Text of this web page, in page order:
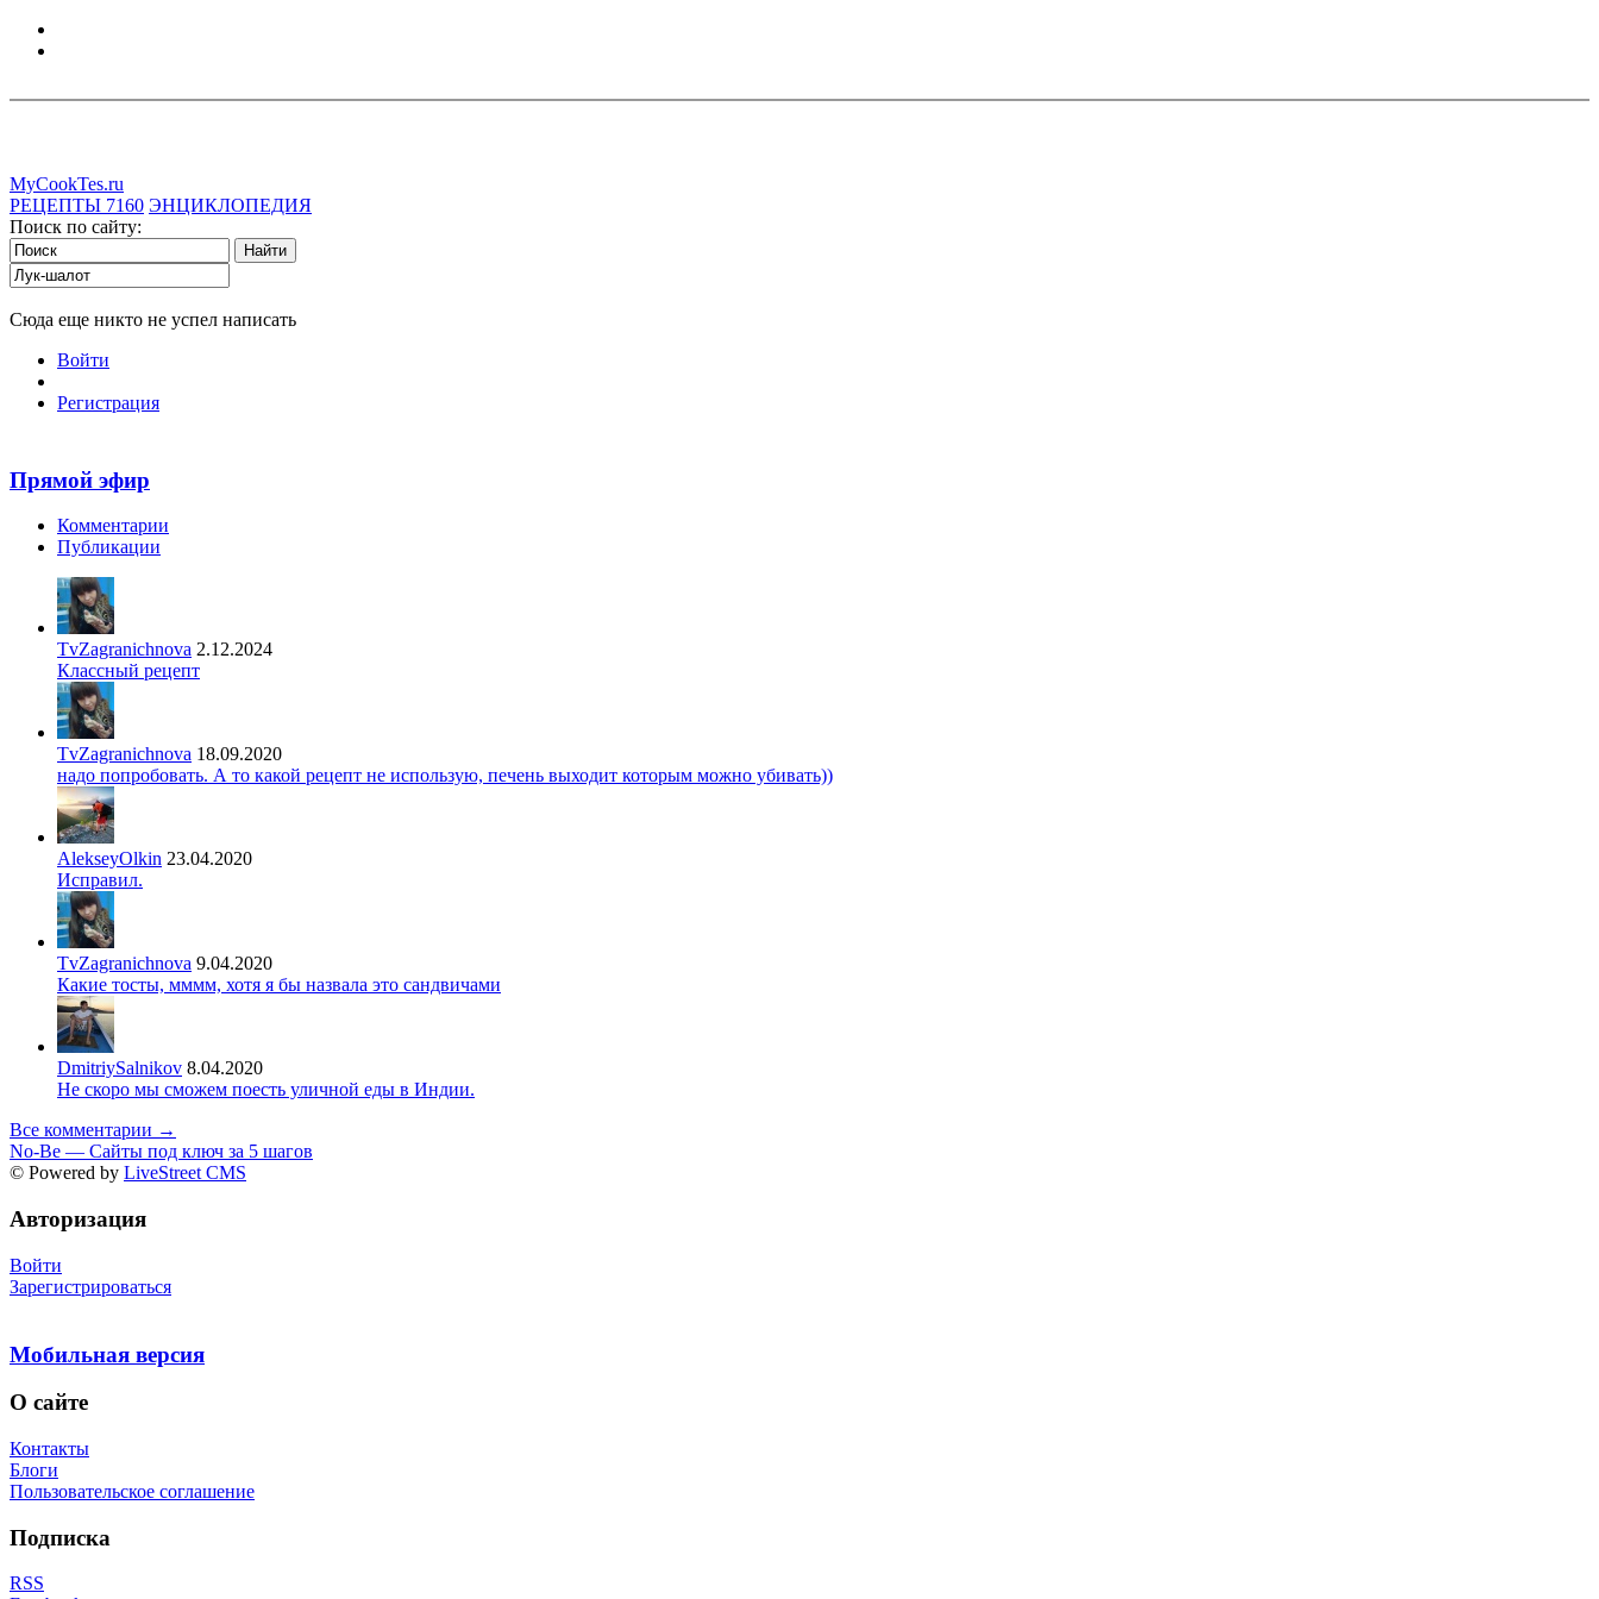
MyCookTes.ru
РЕЦЕПТЫ 7160 ЭНЦИКЛОПЕДИЯ
Поиск по сайту:
Сюда еще никто не успел написать
Войти
Регистрация
Прямой эфир
Комментарии
Публикации
TvZagranichnova 2.12.2024
Классный рецепт
TvZagranichnova 18.09.2020
надо попробовать. А то какой рецепт не использую, печень выходит которым можно убивать))
AlekseyOlkin 23.04.2020
Исправил.
TvZagranichnova 9.04.2020
Какие тосты, мммм, хотя я бы назвала это сандвичами
DmitriySalnikov 8.04.2020
Не скоро мы сможем поесть уличной еды в Индии.
Все комментарии →
No-Be — Сайты под ключ за 5 шагов
© Powered by LiveStreet CMS
Авторизация
Войти
Зарегистрироваться
Мобильная версия
О сайте
Контакты
Блоги
Пользовательское соглашение
Подписка
RSS